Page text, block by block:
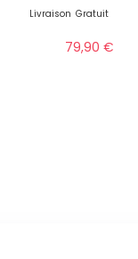
Livraison Gratuit
79,90€